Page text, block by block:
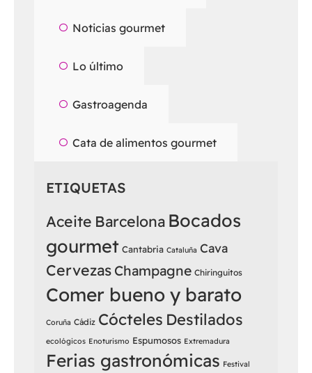
Noticias gourmet
Lo último
Gastroagenda
Cata de alimentos gourmet
ETIQUETAS
Aceite Barcelona Bocados
gourmet Cantabria Cataluña Cava
Cervezas Champagne Chiringuitos
Comer bueno y barato
Coruña Cádiz Cócteles Destilados
ecológicos Enoturismo Espumosos Extremadura
Ferias gastronómicas Festival